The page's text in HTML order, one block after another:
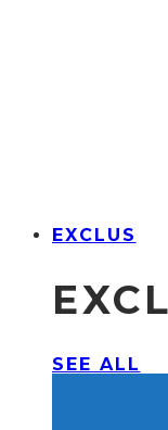
EXCLUS
SEE ALL